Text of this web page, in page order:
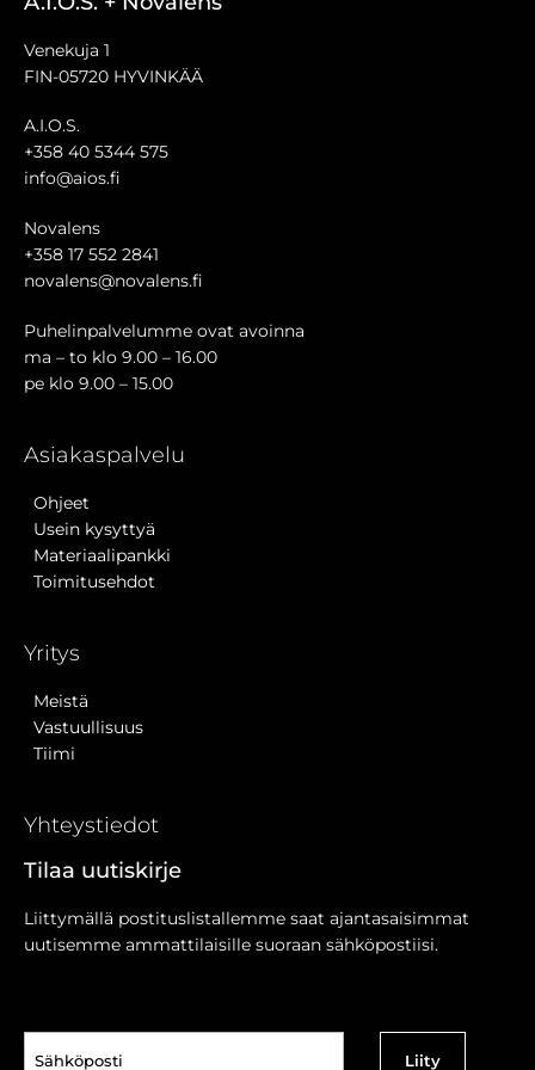
Venekuja 1
FIN-05720 HYVINKÄÄ
A.I.O.S.
+358 40 5344 575
info@aios.fi
Novalens
+358 17 552 2841
novalens@novalens.fi
Puhelinpalvelumme ovat avoinna
ma – to klo 9.00 – 16.00
pe klo 9.00 – 15.00
Asiakaspalvelu
Ohjeet
Usein kysyttyä
Materiaalipankki
Toimitusehdot
Yritys
Meistä
Vastuullisuus
Tiimi
Yhteystiedot
Tilaa uutiskirje
Liittymällä postituslistallemme saat ajantasaisimmat
uutisemme ammattilaisille suoraan sähköpostiisi.